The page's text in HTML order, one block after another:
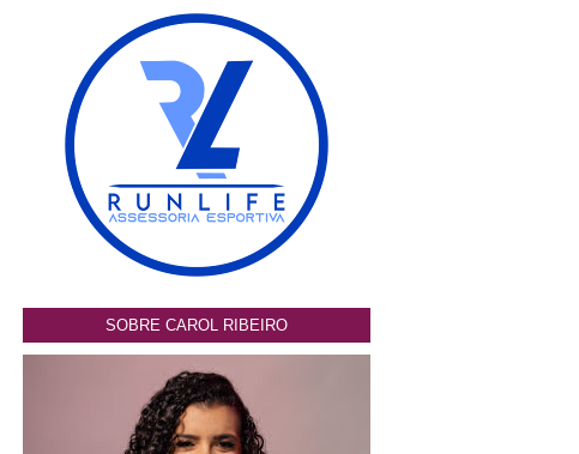
SOBRE CAROL RIBEIRO